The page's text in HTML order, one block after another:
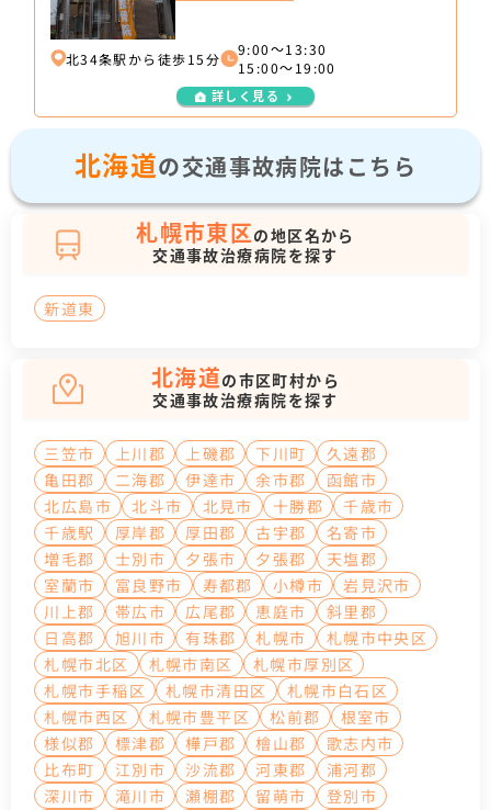
北34条駅から徒歩15分
9:00～13:30
15:00～19:00
詳しく見る
北海道の交通事故病院はこちら
札幌市東区の地区名から
交通事故治療病院を探す
新道東
北海道の市区町村から
交通事故治療病院を探す
三笠市 上川郡 上磯郡 下川町
久遠郡
亀田郡
二海郡 伊達市 余市郡
函館市
北広島市
北斗市 北見市 十勝郡
千歳市
千歳駅
厚岸郡 厚田郡 古宇郡
名寄市
増毛郡
士別市 夕張市 夕張郡
天塩郡
室蘭市
富良野市 寿都郡 小樽市
岩見沢市
川上郡
帯広市 広尾郡 恵庭市
斜里郡
日高郡
旭川市 有珠郡 札幌市
札幌市中央区
札幌市北区
札幌市南区
札幌市厚別区
札幌市手稲区
札幌市清田区
札幌市白石区
札幌市西区
札幌市豊平区 松前郡
根室市
様似郡
標津郡 樺戸郡 檜山郡
歌志内市
比布町
江別市 沙流郡 河東郡
浦河郡
深川市
滝川市 瀬棚郡 留萌市
登別市